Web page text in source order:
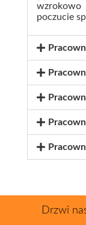
poczucie
Drzwi